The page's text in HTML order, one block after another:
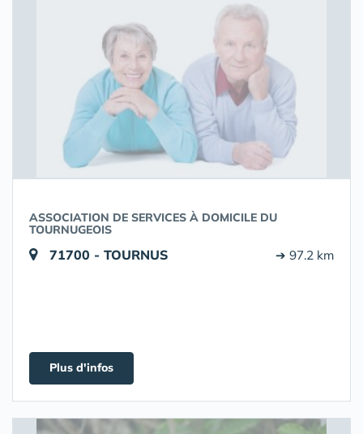
ASSOCIATION DE SERVICES À DOMICILE DU
TOURNUGEOIS
71700 - TOURNUS ➔ 97.2 km
Plus d'infos